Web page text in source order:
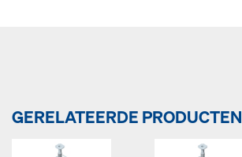
GERELATEERDE PRODUCTEN